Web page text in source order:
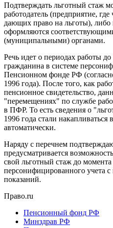
Подтверждать льготный стаж
работодатель (предприятие,
дающих право на льготы),
оформляются
(муниципальными) органами.
Речь идет о периодах работы
гражданина в системе
Пенсионном фонде РФ
1996 года). После того, как
пенсионное свидетельство,
"перемещениях" по службе
в ПФР. То есть сведения о
1996 года стали
автоматически.
Наряду с перечнем
предусматривается
свой льготный стаж до момента
персонифицированного учета
показаний.
Право.ru
Пенсионный фонд РФ
Минздрав РФ